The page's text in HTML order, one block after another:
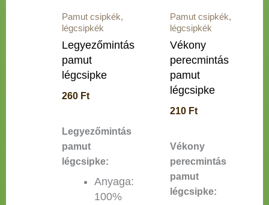
Pamut csipkék,
légcsipkék
Legyezőmintás
pamut
légcsipke
260 Ft
Legyezőmintás
pamut
légcsipke:
Anyaga:
100%
Pamut csipkék,
légcsipkék
Vékony
perecmintás
pamut
légcsipke
210 Ft
Vékony
perecmintás
pamut
légcsipke: